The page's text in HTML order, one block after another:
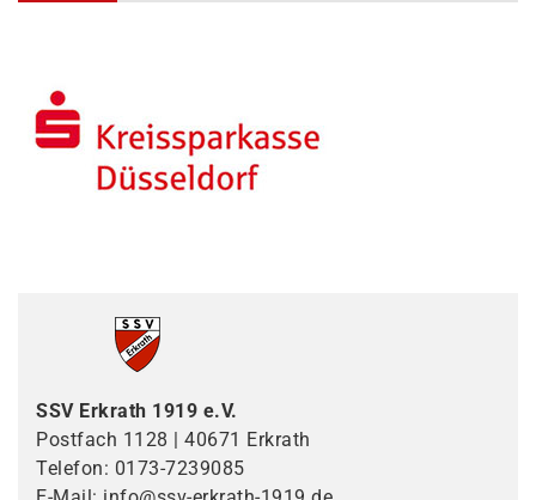
SSV Erkrath 1919 e.V.
Postfach 1128 | 40671 Erkrath
Telefon: 0173-7239085